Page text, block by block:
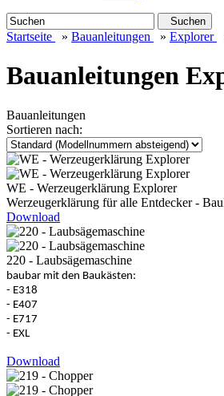
Suchen
Startseite » Bauanleitungen » Explorer
Bauanleitungen
Bauanleitungen
Sortieren nach:
WE - Werzeugerklärung Explorer
Werzeugerklärung für alle Entdecker -
Download
220 - Laubsägemaschine
baubar mit den Baukästen:
- E318
- E407
- E717
- EXL
Download